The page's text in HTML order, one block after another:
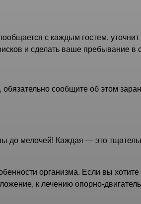
с каждым гостем,
и сделать ваше пребывание
обязательно сообщите об этом
мелочей! Каждая — это
организма. Если вы
к лечению опорно-